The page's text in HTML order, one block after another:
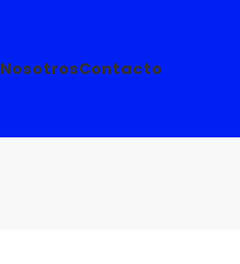
NosotrosContacto